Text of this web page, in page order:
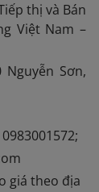
thị và Bán
Việt Nam –
Sơn,
giá theo địa